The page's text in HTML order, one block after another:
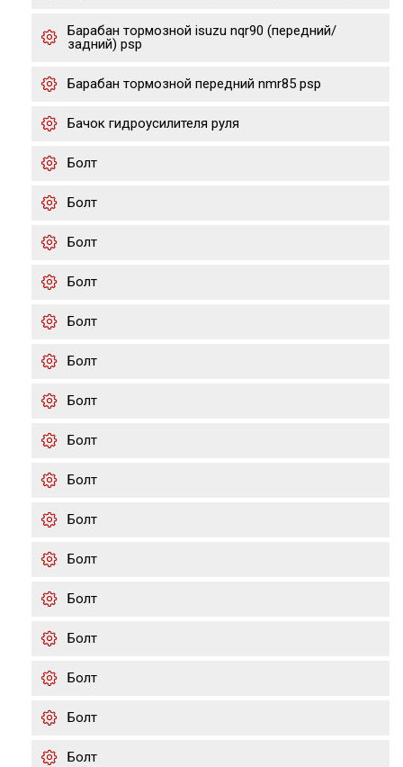
Барабан тормозной isuzu nqr90 (передний/
задний) psp
Барабан тормозной передний nmr85 psp
Бачок гидроусилителя руля
Болт
Болт
Болт
Болт
Болт
Болт
Болт
Болт
Болт
Болт
Болт
Болт
Болт
Болт
Болт
Болт